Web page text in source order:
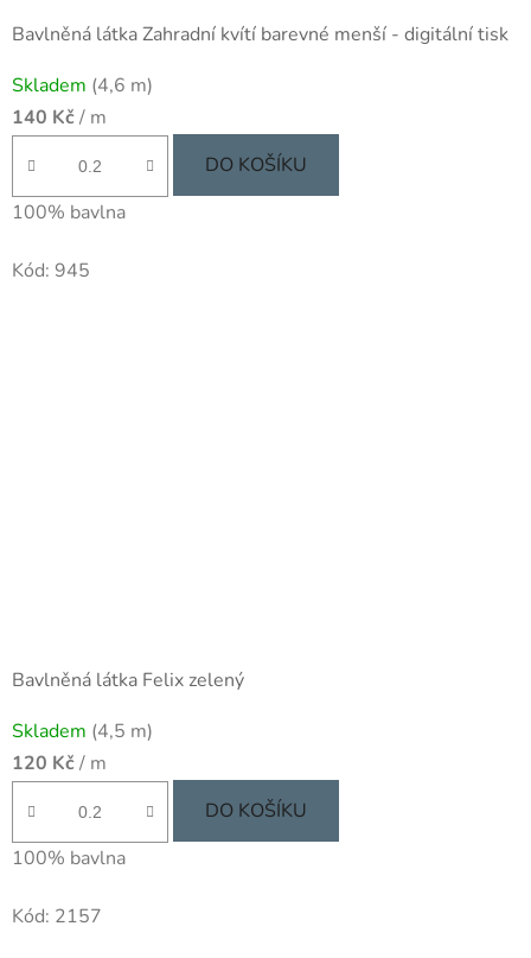
Bavlněná látka Zahradní kvítí barevné menší - digitální tisk
Skladem (4,6 m)
140 Kč/ m
DO KOŠÍKU
100% bavlna
Kód: 945
Bavlněná látka Felix zelený
Skladem (4,5 m)
120 Kč/ m
DO KOŠÍKU
100% bavlna
Kód: 2157